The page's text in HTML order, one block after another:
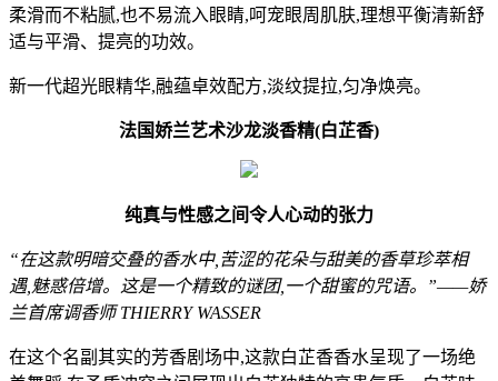
柔滑而不粘腻,也不易流入眼睛,呵宠眼周肌肤,理想平衡清新舒
适与平滑、提亮的功效。
新一代超光眼精华,融蕴卓效配方,淡纹提拉,匀净焕亮。
法国娇兰艺术沙龙淡香精(白芷香)
纯真与性感之间令人心动的张力
“在这款明暗交叠的香水中,苦涩的花朵与甜美的香草珍萃相
遇,魅惑倍增。这是一个精致的谜团,一个甜蜜的咒语。”——娇
兰首席调香师 THIERRY WASSER
在这个名副其实的芳香剧场中,这款白芷香香水呈现了一场绝